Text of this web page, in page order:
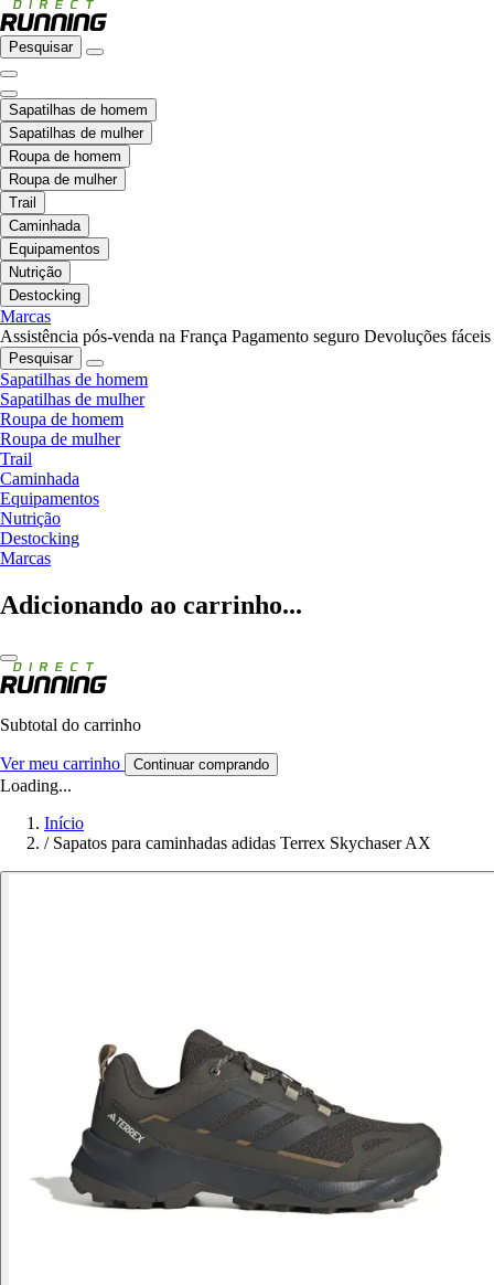
Pesquisar
Sapatilhas de homem
Sapatilhas de mulher
Roupa de homem
Roupa de mulher
Trail
Caminhada
Equipamentos
Nutrição
Destocking
Marcas
Assistência pós-venda na França Pagamento seguro Devoluções fáceis
Pesquisar
Sapatilhas de homem
Sapatilhas de mulher
Roupa de homem
Roupa de mulher
Trail
Caminhada
Equipamentos
Nutrição
Destocking
Marcas
Adicionando ao carrinho...
Subtotal do carrinho
Ver meu carrinho Continuar comprando
Loading...
Início
/ Sapatos para caminhadas adidas Terrex Skychaser AX